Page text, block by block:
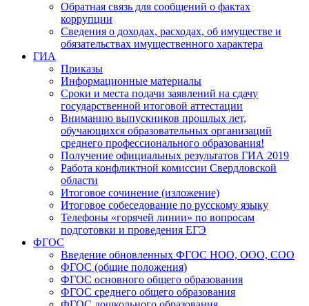
Обратная связь для сообщений о фактах
коррупции
Сведения о доходах, расходах, об имуществе и
обязательствах имущественного характера
ГИА
Приказы
Информационные материалы
Сроки и места подачи заявлений на сдачу
государственной итоговой аттестации
Вниманию выпускников прошлых лет,
обучающихся образовательных организаций
среднего профессионального образования!
Получение официальных результатов ГИА 2019
Работа конфликтной комиссии Свердловской
области
Итоговое сочинение (изложение)
Итоговое собеседование по русскому языку
Телефоны «горячей линии» по вопросам
подготовки и проведения ЕГЭ
ФГОС
Введение обновленных ФГОС НОО, ООО, СОО
ФГОС (общие положения)
ФГОС основного общего образования
ФГОС среднего общего образования